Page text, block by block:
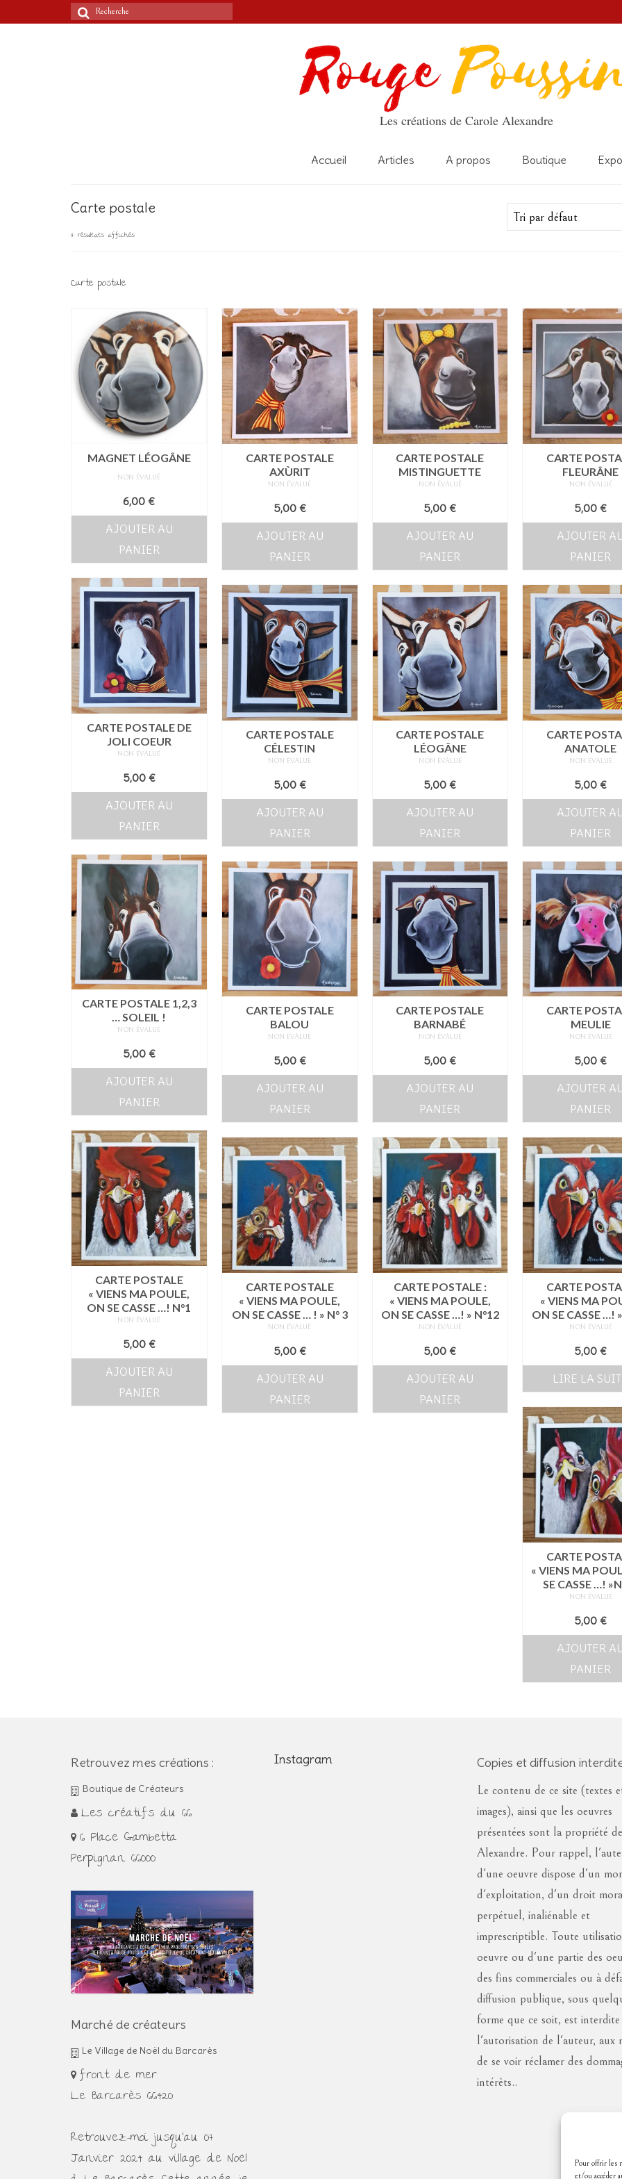
Pour offrir les
et/ou accéder
Rechercher
Les créations de Carole Alexandre
Accueil Articles A propos Boutique Expo
Carte postale
17 résultats affichés
Carte postale
MAGNET LÉOGÂNE
NON ÉVALUÉ
6,00€
AJOUTER AU
PANIER
CARTE POSTALE
AXÙRIT
NON ÉVALUÉ
5,00 €
AJOUTER AU
PANIER
CARTE POSTALE
MISTINGUETTE
NON ÉVALUÉ
5,00€
AJOUTER AU
PANIER
CARTE
FLEURÂNE
NON ÉVALUÉ
5,00€
AJOUTER
PANIER
CARTE POSTALE DE
JOLI COEUR
NON ÉVALUÉ
5,00 €
AJOUTER AU
PANIER
CARTE POSTALE
CÉLESTIN
NON ÉVALUÉ
5,00 €
AJOUTER AU
PANIER
CARTE POSTALE
LÉOGÂNE
NON ÉVALUÉ
5,00€
AJOUTER AU
PANIER
CARTE
ANATOLE
NON ÉVALUÉ
5,00€
AJOUTER
PANIER
CARTE POSTALE 1,2,3
… SOLEIL !
NON ÉVALUÉ
5,00 €
AJOUTER AU
PANIER
CARTE POSTALE
BALOU
NON ÉVALUÉ
5,00 €
AJOUTER AU
PANIER
CARTE POSTALE
BARNABÉ
NON ÉVALUÉ
5,00€
AJOUTER AU
PANIER
CARTE
MEULIE
NON ÉVALUÉ
5,00€
AJOUTER
PANIER
CARTE POSTALE
« VIENS MA POULE,
ON SE CASSE …! N°1
NON ÉVALUÉ
5,00 €
AJOUTER AU
PANIER
CARTE POSTALE
« VIENS MA POULE,
ON SE CASSE … ! » N° 3
NON ÉVALUÉ
5,00 €
AJOUTER AU
PANIER
CARTE POSTALE :
« VIENS MA POULE,
ON SE CASSE …! » N°12
NON ÉVALUÉ
5,00€
AJOUTER AU
PANIER
CARTE
« VIENS MA
ON SE CASSE …!
NON ÉVALUÉ
5,00€
LIRE LA
CARTE
« VIENS MA
SE CASSE …!
NON ÉVALUÉ
5,00€
AJOUTER
PANIER
Retrouvez mes créations :
Boutique de Créateurs
Les créatifs du 66
6 Place Gambetta
Perpignan 66000
Marché de créateurs
Le Village de Noël du Barcarès
front de mer
Le Barcarès 66420
Retrouvez-moi jusqu'au 07
Janvier 2024 au village de Noël
Instagram Copies et diffusion
Le contenu de ce site (textes
images), ainsi que les oeuvres
présentées sont la propriété
Alexandre. Pour rappel,
d'une oeuvre dispose d'un
d'exploitation, d'un droit
perpétuel, inaliénable et
imprescriptible. Toute
oeuvre ou d'une partie des
des fins commerciales ou à
diffusion publique, sous
forme que ce soit, est interdite
l'autorisation de l'auteur, aux
de se voir réclamer des
intérêts..